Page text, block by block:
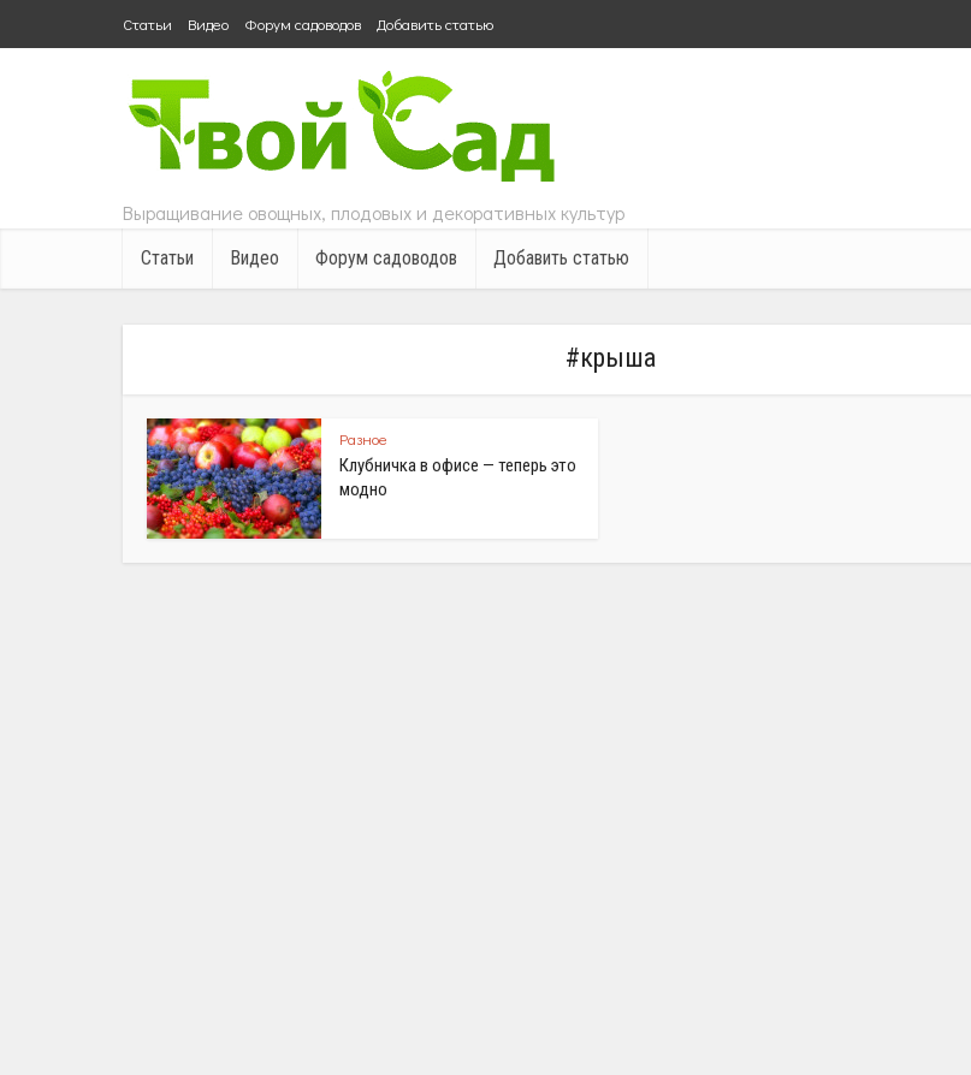
Статьи Видео Форум садоводов Добавить статью
Выращивание овощных, плодовых и декоративных культур
Статьи Видео Форум садоводов Добавить статью
#крыша
Разное
Клубничка в офисе — теперь это
модно